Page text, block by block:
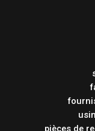
pièces de